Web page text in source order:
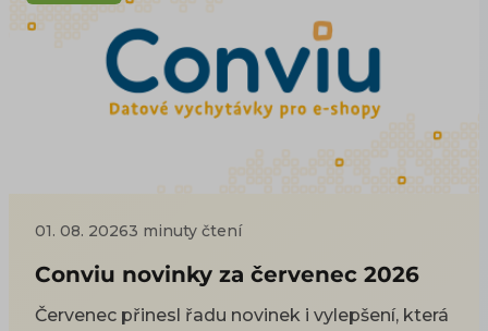
01. 08. 20263 minuty čtení
Conviu novinky za červenec 2026
Červenec přinesl řadu novinek i vylepšení, která